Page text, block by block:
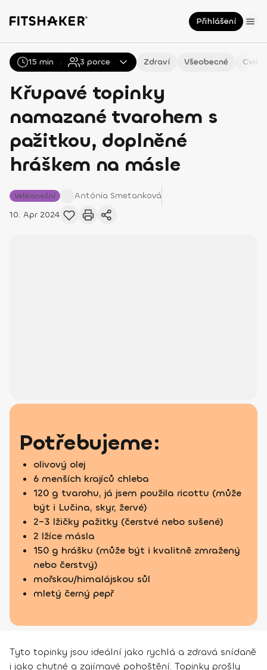
Přihlášení
Všechny Recepty Zdraví Všeobecné
Křupavé topinky
namazané tvarohem s
pažitkou, doplněné
hráškem na másle
Velikonoční Antónia Smetanková
10. Apr 2024
15 min 3 porce
Potřebujeme:
olivový olej
6 menších krajíců chleba
120 g tvarohu, já jsem použila ricottu (může
být i Lučina, skyr, žervé)
2–3 lžičky pažitky (čerstvé nebo sušené)
2 lžíce másla
150 g hrášku (může být i kvalitně zmražený
nebo čerstvý)
mořskou/himalájskou sůl
mletý černý pepř
Tyto topinky jsou ideální jako rychlá a zdravá snídaně
i jako chutné a zajímavé pohoštění. Topinky prošly